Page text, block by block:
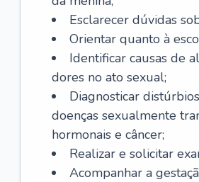
Esclarecer dúvidas
Orientar quanto à
Identificar causas de
dores no ato sexual;
Diagnosticar
doenças sexualmente
hormonais e câncer;
Realizar e solicitar
Acompanhar a